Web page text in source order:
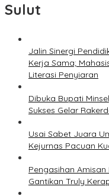
Sulut
Jalin Sinergi
Kerja Sama;
Literasi Penyiaran
Dibuka Bupati
Sukses Gelar
Usai Sabet Juara
Kejurnas Pacuan
Pengasihan
Gantikan Truly